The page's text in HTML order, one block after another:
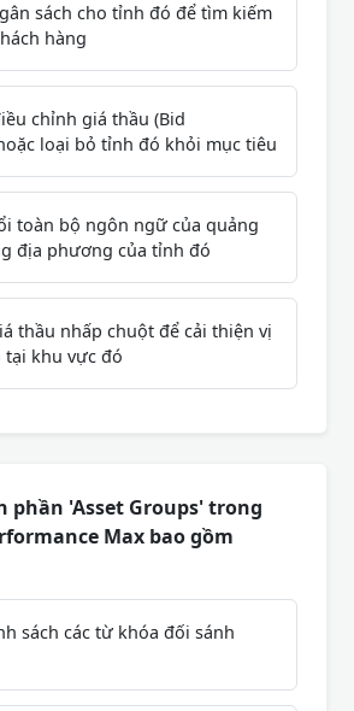
sách cho tỉnh đó để tìm kiếm
hàng
chỉnh giá thầu (Bid
loại bỏ tỉnh đó khỏi mục tiêu
toàn bộ ngôn ngữ của quảng
địa phương của tỉnh đó
thầu nhấp chuột để cải thiện vị
khu vực đó
phần 'Asset Groups' trong
Max bao gồm
sách các từ khóa đối sánh